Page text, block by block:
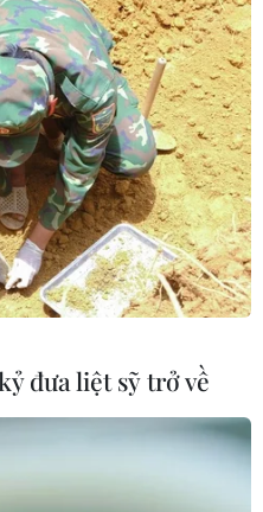
đưa liệt sỹ trở về